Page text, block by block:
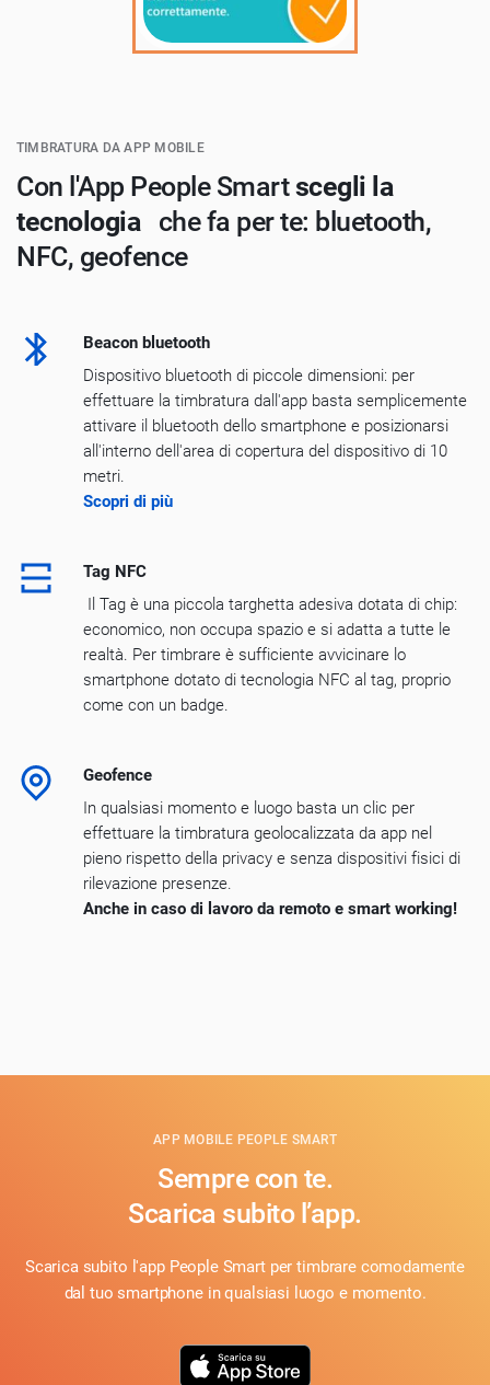
TIMBRATURA DA APP MOBILE
Con l'App People Smartscegli la
tecnologia che fa per te: bluetooth,
NFC, geofence
Beacon bluetooth
Dispositivo bluetooth di piccole dimensioni: per
effettuare la timbratura dall'app basta semplicemente
attivare il bluetooth dello smartphone e posizionarsi
all'interno dell'area di copertura del dispositivo di 10
metri.
Scopri di più
Tag NFC
Il Tag è una piccola targhetta adesiva dotata di chip:
economico, non occupa spazio e si adatta a tutte le
realtà. Per timbrare è sufficiente avvicinare lo
smartphone dotato di tecnologia NFC al tag, proprio
come con un badge.
Geofence
In qualsiasi momento e luogo basta un clic per
effettuare la timbratura geolocalizzata da app nel
pieno rispetto della privacy e senza dispositivi fisici di
rilevazione presenze.
Anche in caso di lavoro da remoto e smart working!
APP MOBILE PEOPLE SMART
Sempre con te.
Scarica subito l’app.
Scarica subito l'app People Smart per timbrare comodamente
dal tuo smartphone in qualsiasi luogo e momento.